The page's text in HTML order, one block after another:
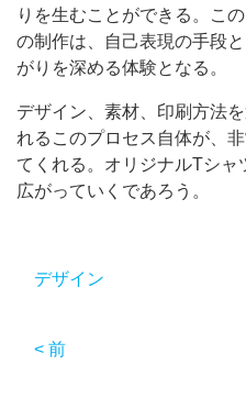
りを生むことができる。こ
の制作は、自己表現の手段
がりを深める体験となる。
デザイン、素材、印刷方法
れるこのプロセス自体が、
てくれる。オリジナルTシ
広がっていくであろう。
デザイン
< 前